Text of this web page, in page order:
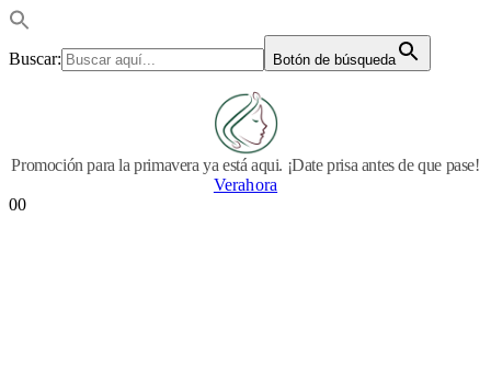
Buscar: Botón de búsqueda
Promoción para la primavera ya está aqui. ¡Date prisa antes de que pase!
Verahora
00